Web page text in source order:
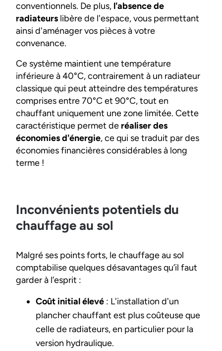
conventionnels. De plus, l'absence de
radiateurs libère de l'espace, vous permettant
ainsi d'aménager vos pièces à votre
convenance.
Ce système maintient une température
inférieure à 40°C, contrairement à un radiateur
classique qui peut atteindre des températures
comprises entre 70°C et 90°C, tout en
chauffant uniquement une zone limitée. Cette
caractéristique permet de réaliser des
économies d'énergie, ce qui se traduit par des
économies financières considérables à long
terme !
Inconvénients potentiels du
chauffage au sol
Malgré ses points forts, le chauffage au sol
comptabilise quelques désavantages qu’il faut
garder à l’esprit :
Coût initial élevé : L'installation d'un
plancher chauffant est plus coûteuse que
celle de radiateurs, en particulier pour la
version hydraulique.